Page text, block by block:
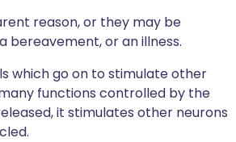
reason, or they may be
bereavement, or an illness.
which go on to stimulate other
functions controlled by the
it stimulates other neurons